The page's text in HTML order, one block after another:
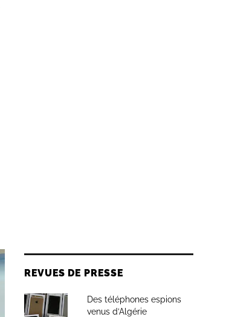
REVUES DE PRESSE
Des téléphones espions
venus d’Algérie